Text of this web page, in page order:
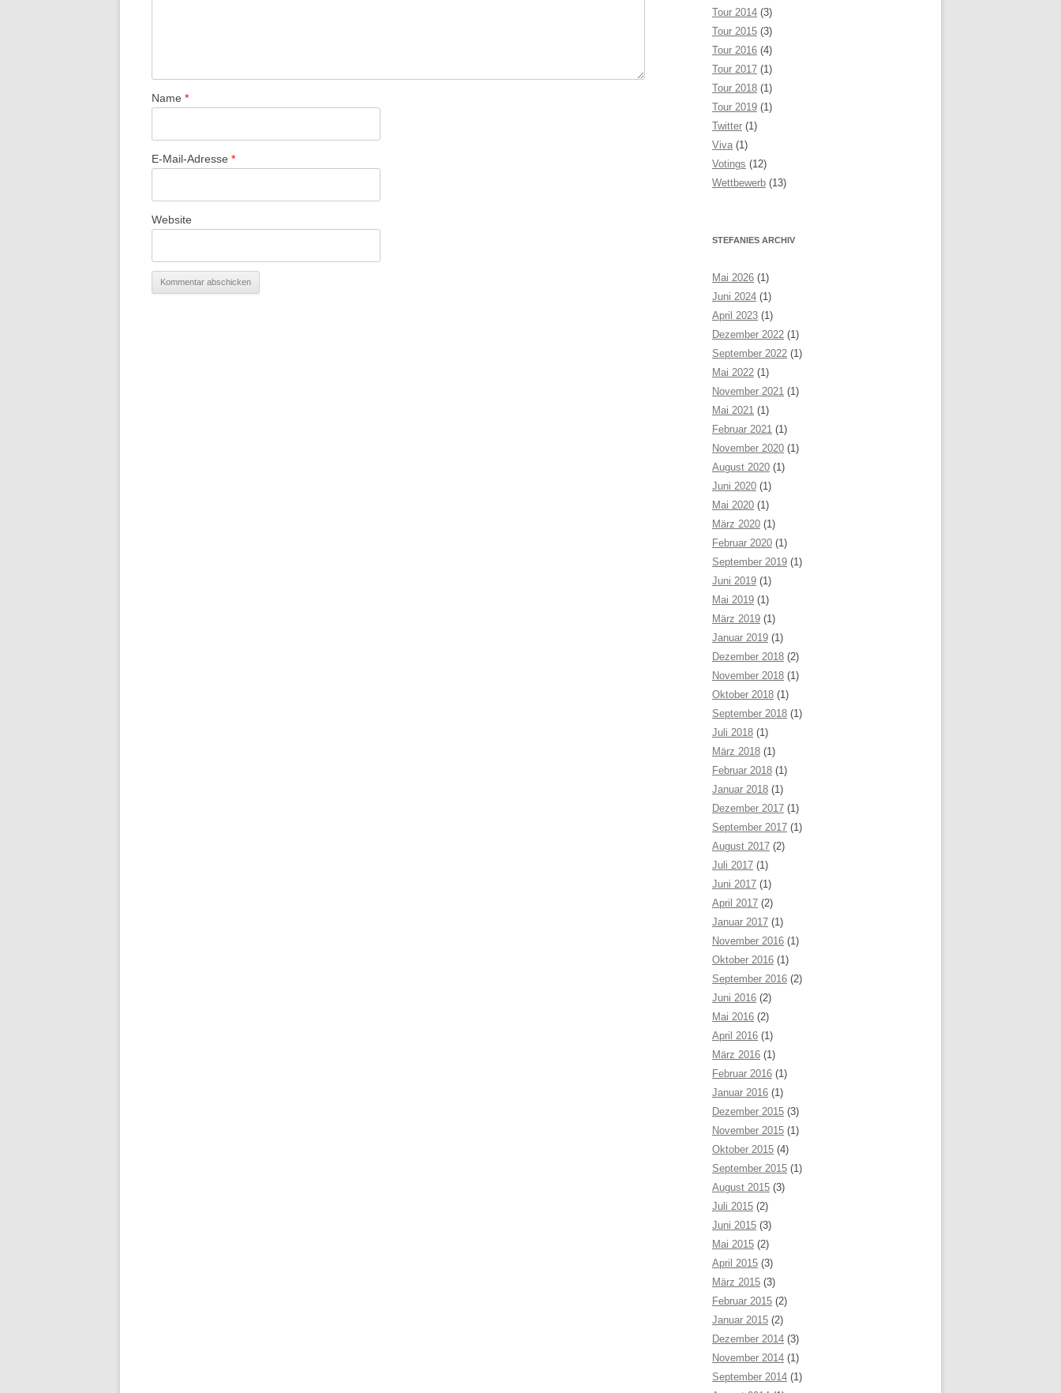
Name *
E-Mail-Adresse *
Website
Tour 2014 (3)
Tour 2015 (3)
Tour 2016 (4)
Tour 2017 (1)
Tour 2018 (1)
Tour 2019 (1)
Twitter (1)
Viva (1)
Votings (12)
Wettbewerb (13)
STEFANIES ARCHIV
Mai 2026 (1)
Juni 2024 (1)
April 2023 (1)
Dezember 2022 (1)
September 2022 (1)
Mai 2022 (1)
November 2021 (1)
Mai 2021 (1)
Februar 2021 (1)
November 2020 (1)
August 2020 (1)
Juni 2020 (1)
Mai 2020 (1)
März 2020 (1)
Februar 2020 (1)
September 2019 (1)
Juni 2019 (1)
Mai 2019 (1)
März 2019 (1)
Januar 2019 (1)
Dezember 2018 (2)
November 2018 (1)
Oktober 2018 (1)
September 2018 (1)
Juli 2018 (1)
März 2018 (1)
Februar 2018 (1)
Januar 2018 (1)
Dezember 2017 (1)
September 2017 (1)
August 2017 (2)
Juli 2017 (1)
Juni 2017 (1)
April 2017 (2)
Januar 2017 (1)
November 2016 (1)
Oktober 2016 (1)
September 2016 (2)
Juni 2016 (2)
Mai 2016 (2)
April 2016 (1)
März 2016 (1)
Februar 2016 (1)
Januar 2016 (1)
Dezember 2015 (3)
November 2015 (1)
Oktober 2015 (4)
September 2015 (1)
August 2015 (3)
Juli 2015 (2)
Juni 2015 (3)
Mai 2015 (2)
April 2015 (3)
März 2015 (3)
Februar 2015 (2)
Januar 2015 (2)
Dezember 2014 (3)
November 2014 (1)
September 2014 (1)